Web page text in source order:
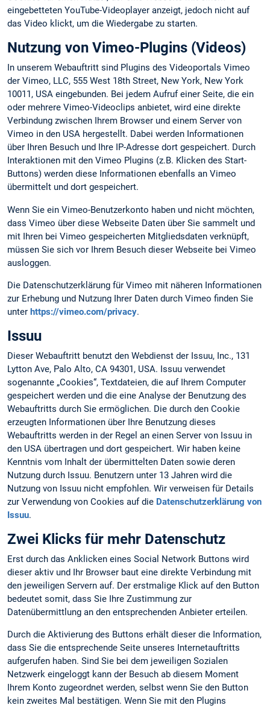
eingebetteten YouTube-Videoplayer anzeigt, jedoch nicht auf
das Video klickt, um die Wiedergabe zu starten.
Nutzung von Vimeo-Plugins (Videos)
In unserem Webauftritt sind Plugins des Videoportals Vimeo
der Vimeo, LLC, 555 West 18th Street, New York, New York
10011, USA eingebunden. Bei jedem Aufruf einer Seite, die ein
oder mehrere Vimeo-Videoclips anbietet, wird eine direkte
Verbindung zwischen Ihrem Browser und einem Server von
Vimeo in den USA hergestellt. Dabei werden Informationen
über Ihren Besuch und Ihre IP-Adresse dort gespeichert. Durch
Interaktionen mit den Vimeo Plugins (z.B. Klicken des Start-
Buttons) werden diese Informationen ebenfalls an Vimeo
übermittelt und dort gespeichert.
Wenn Sie ein Vimeo-Benutzerkonto haben und nicht möchten,
dass Vimeo über diese Webseite Daten über Sie sammelt und
mit Ihren bei Vimeo gespeicherten Mitgliedsdaten verknüpft,
müssen Sie sich vor Ihrem Besuch dieser Webseite bei Vimeo
ausloggen.
Die Datenschutzerklärung für Vimeo mit näheren Informationen
zur Erhebung und Nutzung Ihrer Daten durch Vimeo finden Sie
unter https://vimeo.com/privacy.
Issuu
Dieser Webauftritt benutzt den Webdienst der Issuu, Inc., 131
Lytton Ave, Palo Alto, CA 94301, USA. Issuu verwendet
sogenannte „Cookies“, Textdateien, die auf Ihrem Computer
gespeichert werden und die eine Analyse der Benutzung des
Webauftritts durch Sie ermöglichen. Die durch den Cookie
erzeugten Informationen über Ihre Benutzung dieses
Webauftritts werden in der Regel an einen Server von Issuu in
den USA übertragen und dort gespeichert. Wir haben keine
Kenntnis vom Inhalt der übermittelten Daten sowie deren
Nutzung durch Issuu. Benutzern unter 13 Jahren wird die
Nutzung von Issuu nicht empfohlen. Wir verweisen für Details
zur Verwendung von Cookies auf die Datenschutzerklärung von
Issuu.
Zwei Klicks für mehr Datenschutz
Erst durch das Anklicken eines Social Network Buttons wird
dieser aktiv und Ihr Browser baut eine direkte Verbindung mit
den jeweiligen Servern auf. Der erstmalige Klick auf den Button
bedeutet somit, dass Sie Ihre Zustimmung zur
Datenübermittlung an den entsprechenden Anbieter erteilen.
Durch die Aktivierung des Buttons erhält dieser die Information,
dass Sie die entsprechende Seite unseres Internetauftritts
aufgerufen haben. Sind Sie bei dem jeweiligen Sozialen
Netzwerk eingeloggt kann der Besuch ab diesem Moment
Ihrem Konto zugeordnet werden, selbst wenn Sie den Button
kein zweites Mal bestätigen. Wenn Sie mit den Plugins